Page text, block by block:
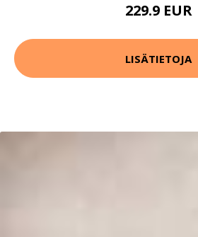
229.9 EUR
LISÄTIETOJA